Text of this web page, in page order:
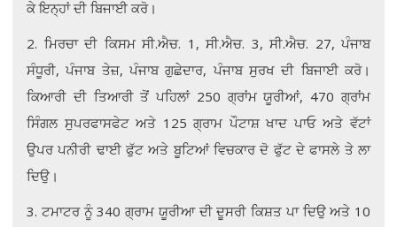
ਕੇ ਇਨ੍ਹਾਂ ਦੀ ਬਿਜਾਈ ਕਰੋ।
2. ਮਿਰਚਾ ਦੀ ਕਿਸਮ ਸੀ.ਐਚ. 1, ਸੀ.ਐਚ. 3, ਸੀ.ਐਚ. 27, ਪੰਜਾਬ
ਸੰਧੂਰੀ, ਪੰਜਾਬ ਤੇਜ਼, ਪੰਜਾਬ ਗੁਛੇਦਾਰ, ਪੰਜਾਬ ਸੁਰਖ ਦੀ ਬਿਜਾਈ ਕਰੋ।
ਕਿਆਰੀ ਦੀ ਤਿਆਰੀ ਤੋਂ ਪਹਿਲਾਂ 250 ਗ੍ਰਾਂਮ ਯੂਰੀਆਂ, 470 ਗ੍ਰਾਂਮ
ਸਿੰਗਲ ਸੁਪਰਫਾਸਫੇਟ ਅਤੇ 125 ਗ੍ਰਾਮ ਪੌਟਾਸ਼ ਖਾਦ ਪਾਓ ਅਤੇ ਵੱਟਾਂ
ਉਪਰ ਪਨੀਰੀ ਢਾਈ ਫੁੱਟ ਅਤੇ ਬੂਟਿਆਂ ਵਿਚਕਾਰ ਦੋ ਫੁੱਟ ਦੇ ਫਾਸਲੇ ਤੇ ਲਾ
ਦਿਉ।
3. ਟਮਾਟਰ ਨੂੰ 340 ਗ੍ਰਾਮ ਯੂਰੀਆ ਦੀ ਦੂਸਰੀ ਕਿਸ਼ਤ ਪਾ ਦਿਉ ਅਤੇ 10